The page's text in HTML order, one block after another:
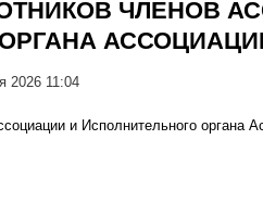
ЧЛЕНОВ
2026 11:04
и Исполнительного органа